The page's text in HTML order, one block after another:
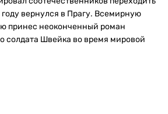
году вернулся в Прагу. Всемирную
принес неоконченный роман
солдата Швейка во время мировой